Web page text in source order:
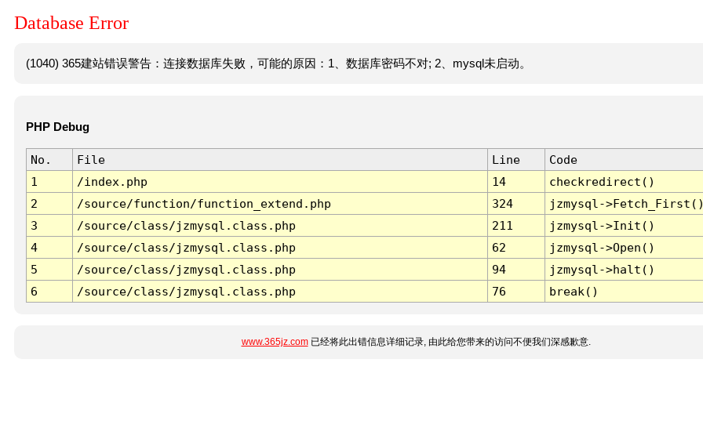
Database Error
(1040) 365建站错误警告：连接数据库失败，可能的原因：1、数据库密码不对; 2、mysql未启动。
PHP Debug
No. File Line
Code
1
/index.php 14
checkredirect()
2
/source/function/function_extend.php 324
jzmysql-
3
/source/class/jzmysql.class.php 211
jzmysql->Init()
4
/source/class/jzmysql.class.php 62
jzmysql->Open()
5
/source/class/jzmysql.class.php 94
jzmysql->halt()
6
/source/class/jzmysql.class.php 76 break()
www.365jz.com已经将此出错信息详细记录, 由此给您带来的访问不便我们深感歉意.